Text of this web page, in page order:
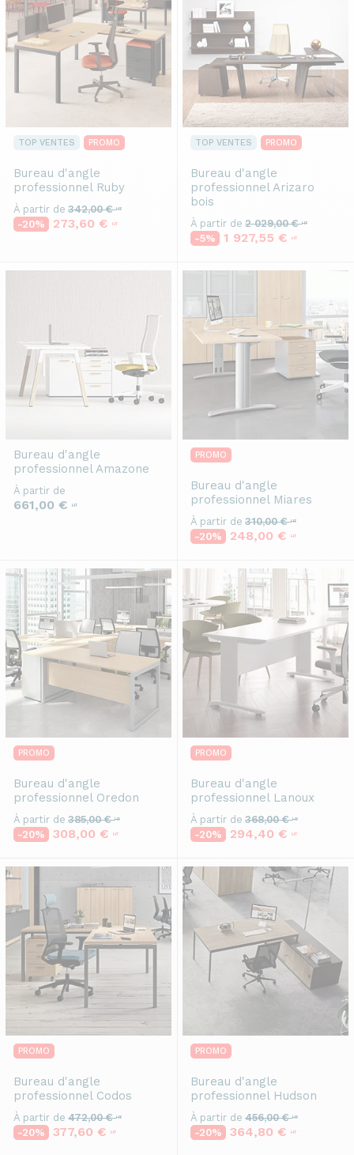
TOP VENTES PROMO
Bureau d'angle
professionnel Ruby
À partir de 342,00 €HT
-20% 273,60 € HT
TOP VENTES PROMO
Bureau d'angle
professionnelArizaro
bois
À partir de 2 029,00 €HT
-5% 1 927,55 € HT
Bureau d'angle
professionnelAmazone
À partir de
661,00 € HT
PROMO
Bureau d'angle
professionnel Miares
À partir de 310,00 €HT
-20% 248,00 € HT
PROMO
Bureau d'angle
professionnel Oredon
À partir de 385,00 €HT
-20% 308,00 € HT
PROMO
Bureau d'angle
professionnel Lanoux
À partir de 368,00 €HT
-20% 294,40 € HT
PROMO
Bureau d'angle
professionnel Codos
À partir de 472,00 €HT
-20% 377,60 € HT
PROMO
Bureau d'angle
professionnel Hudson
À partir de 456,00 €HT
-20% 364,80 € HT